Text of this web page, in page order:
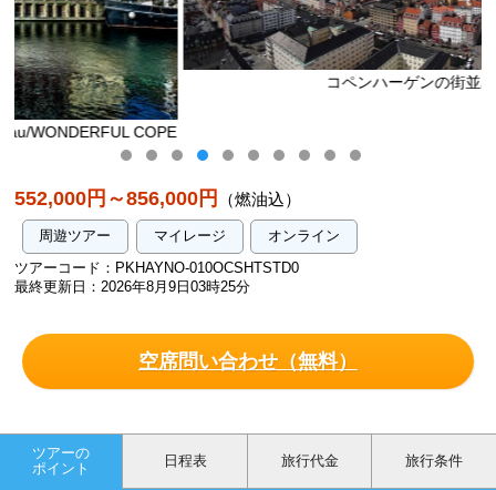
コペンハーゲンの街並み
552,000円～856,000円 （燃油込）
周遊ツアー マイレージ
オンライン
ツアーコード：PKHAYNO-010OCSHTSTD0
最終更新日：2026年8月9日03時25分
空席問い合わせ（無料）
ツアーの
ポイント
日程表 旅行代金 旅行条件